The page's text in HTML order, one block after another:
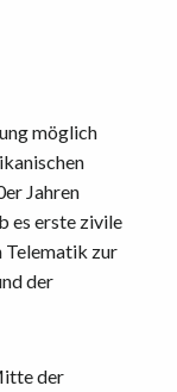
möglich
Jahren
es erste zivile
Telematik zur
der
der